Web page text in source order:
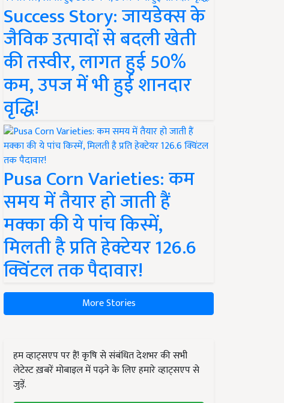
Success Story: जायडेक्स के
जैविक उत्पादों से बदली खेती
की तस्वीर, लागत हुई 50%
कम, उपज में भी हुई शानदार
वृद्धि!
Pusa Corn Varieties: कम
समय में तैयार हो जाती हैं
मक्का की ये पांच किस्में,
मिलती है प्रति हेक्टेयर 126.6
क्विंटल तक पैदावार!
More Stories
हम व्हाट्सएप पर हैं! कृषि से संबंधित देशभर की सभी
लेटेस्ट ख़बरें मोबाइल में पढ़ने के लिए हमारे व्हाट्सएप से
जुड़ें.